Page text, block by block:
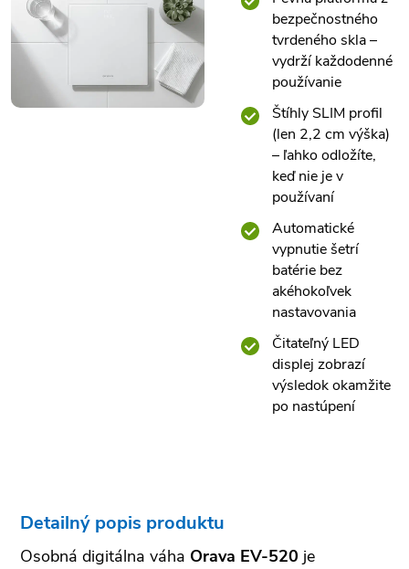
bezpečnostného
tvrdeného skla –
vydrží každodenné
používanie
Štíhly SLIM profil
(len 2,2 cm výška)
– ľahko odložíte,
keď nie je v
používaní
Automatické
vypnutie šetrí
batérie bez
akéhokoľvek
nastavovania
Čitateľný LED
displej zobrazí
výsledok okamžite
po nastúpení
Detailný popis produktu
Osobná digitálna váha Orava EV-520 je